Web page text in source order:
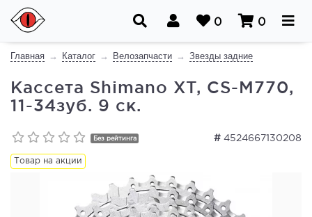
0 0
Главная Каталог Велозапчасти Звезды задние
Кассета Shimano XT, CS-M770,
11-34зуб. 9 ск.
# 4524667130208
Без рейтинга
Товар на акции